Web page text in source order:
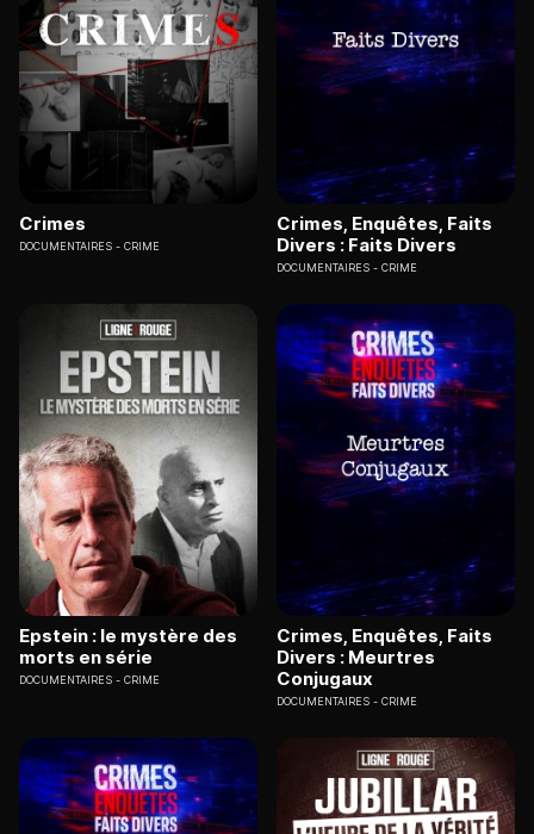
Crimes
DOCUMENTAIRES CRIME
Crimes, Enquêtes, Faits
Divers : Faits Divers
DOCUMENTAIRES CRIME
Epstein : le mystère des
morts en série
DOCUMENTAIRES CRIME
Crimes, Enquêtes, Faits
Divers : Meurtres
Conjugaux
DOCUMENTAIRES CRIME